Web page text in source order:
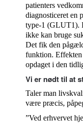
patienters
diagnosticeret en
type-1 (GLUT1).
ikke kan bruge
Det fik den
funktion.
opdaget i den
Vi er nødt til at
Taler man
være præcis,
”Ved erhvervet